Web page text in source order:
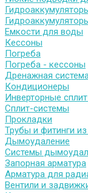
Емкости для воды
Кессоны
Погреба
Погреба - кессоны
Дренажная
Кондиционеры
Инверторные
Сплит-системы
Прокладки
Трубы и фитинги
Дымоудаление
Системы
Запорная арматура
Арматура для
Вентили и